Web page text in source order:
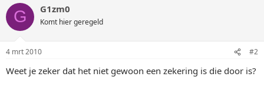
G G1zm0
Komt hier geregeld
4 mrt 2010 #2
Weet je zeker dat het niet gewoon een zekering is die door is?